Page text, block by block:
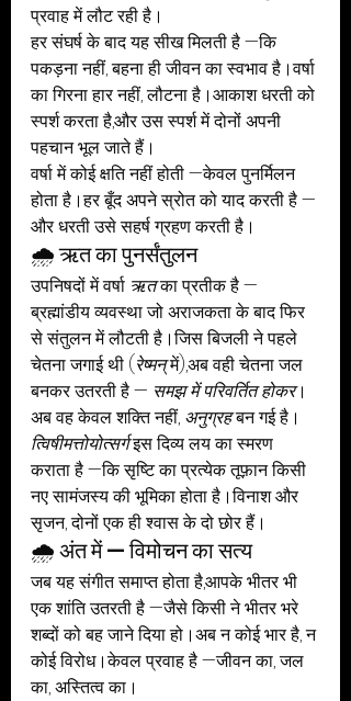
प्रवाह में लौट रही है।
हर संघर्ष के बाद यह सीख मिलती है —कि
पकड़ना नहीं, बहना ही जीवन का स्वभाव है।वर्षा
का गिरना हार नहीं, लौटना है।आकाश धरती को
स्पर्श करता है,और उस स्पर्श में दोनों अपनी
पहचान भूल जाते हैं।
वर्षा में कोई क्षति नहीं होती —केवल पुनर्मिलन
होता है।हर बूँद अपने स्रोत को याद करती है —
और धरती उसे सहर्ष ग्रहण करती है।
🌧️ ऋत का पुनर्संतुलन
उपनिषदों में वर्षा ऋत का प्रतीक है —
ब्रह्मांडीय व्यवस्था जो अराजकता के बाद फिर
से संतुलन में लौटती है।जिस बिजली ने पहले
चेतना जगाई थी (रेष्मन् में),अब वही चेतना जल
बनकर उतरती है — समझ में परिवर्तित होकर।
अब वह केवल शक्ति नहीं, अनुग्रह बन गई है।
त्विषीमत्तोयोत्सर्ग इस दिव्य लय का स्मरण
कराता है —कि सृष्टि का प्रत्येक तूफ़ान किसी
नए सामंजस्य की भूमिका होता है।विनाश और
सृजन, दोनों एक ही श्वास के दो छोर हैं।
🌧️ अंत में — विमोचन का सत्य
जब यह संगीत समाप्त होता है,आपके भीतर भी
एक शांति उतरती है —जैसे किसी ने भीतर भरे
शब्दों को बह जाने दिया हो।अब न कोई भार है, न
कोई विरोध।केवल प्रवाह है —जीवन का, जल
का, अस्तित्व का।